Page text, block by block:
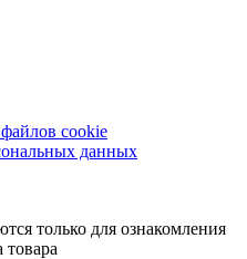
cookie
данных
только для ознакомления
товара